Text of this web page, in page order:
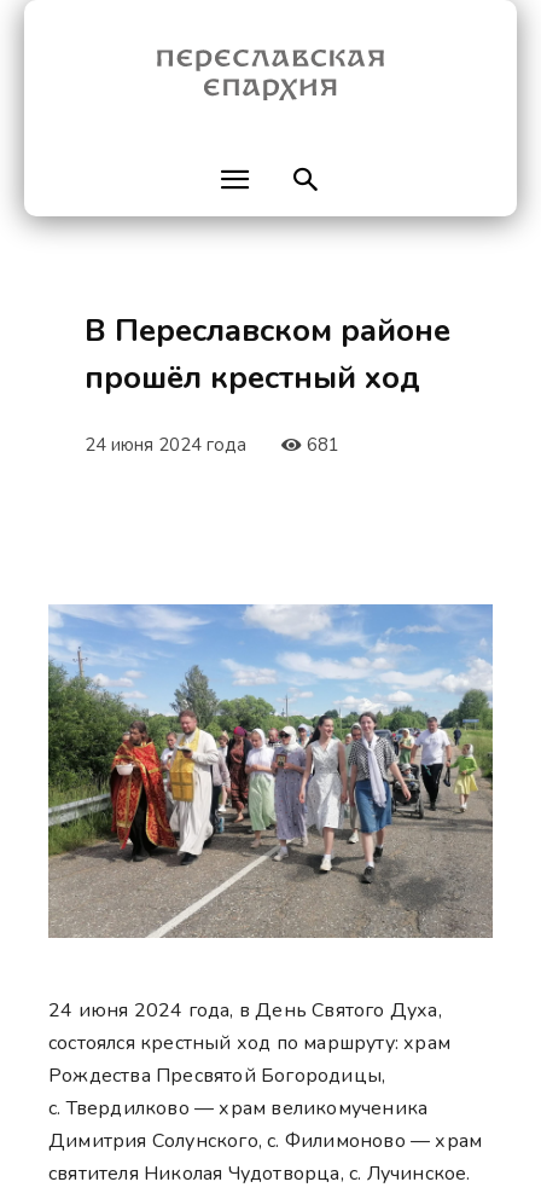
В Переславском районе
прошёл крестный ход
24 июня 2024 года 681
24 июня 2024 года, в День Святого Духа,
состоялся крестный ход по маршруту: храм
Рождества Пресвятой Богородицы,
с. Твердилково — храм великомученика
Димитрия Солунского, с. Филимоново — храм
святителя Николая Чудотворца, с. Лучинское.